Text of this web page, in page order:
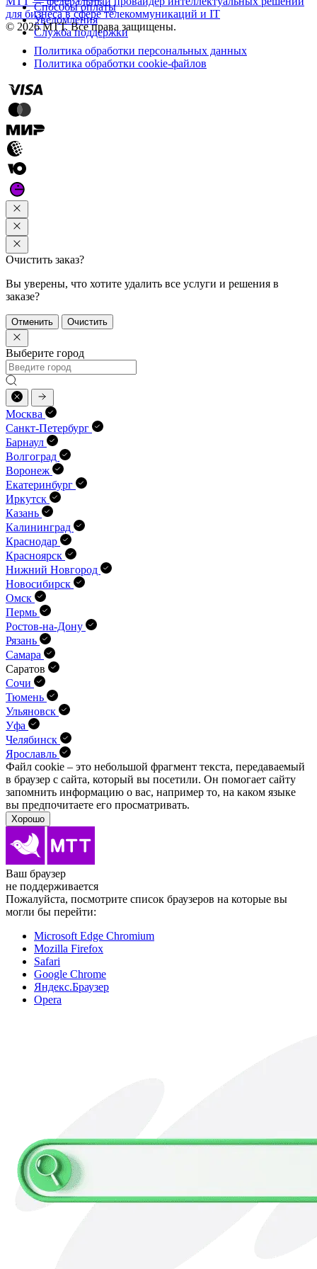
Способы оплаты
Уведомления
Служба поддержки
для бизнеса в сфере телекоммуникаций и IT
© 2026 МТТ. Все права защищены.
Политика обработки персональных данных
Политика обработки cookie-файлов
Очистить заказ?
Вы уверены, что хотите удалить все услуги и решения в
заказе?
Отменить Очистить
Выберите город
Москва
Санкт-Петербург
Барнаул
Волгоград
Воронеж
Екатеринбург
Иркутск
Казань
Калининград
Краснодар
Красноярск
Нижний Новгород
Новосибирск
Омск
Пермь
Ростов-на-Дону
Рязань
Самара
Саратов
Сочи
Тюмень
Ульяновск
Уфа
Челябинск
Ярославль
Файл cookie – это небольшой фрагмент текста, передава­емый
в браузер с сайта, который вы посетили. Он помо­гает сайту
запомнить информацию о вас, например то, на каком языке
вы предпочитаете его просматривать.
Хорошо
Ваш браузер
не поддерживается
Пожалуйста, посмотрите список браузеров на которые вы
могли бы перейти:
Microsoft Edge Chromium
Mozilla Firefox
Safari
Google Chrome
Яндекс.Браузер
Opera